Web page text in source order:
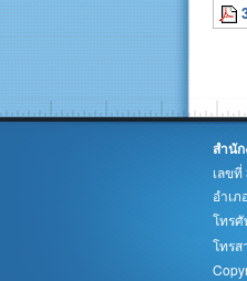
สำนั
เลข
อำเ
โทร
โทรส